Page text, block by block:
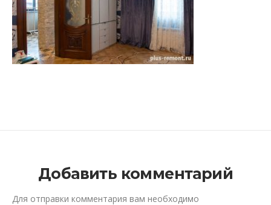
Добавить комментарий
Для отправки комментария вам необходимо